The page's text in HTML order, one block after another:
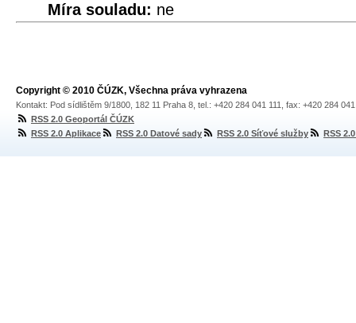
Míra souladu: ne
Copyright © 2010 ČÚZK, Všechna práva vyhrazena
Kontakt: Pod sídlištěm 9/1800, 182 11 Praha 8, tel.: +420 284 041 111, fax: +420 284
RSS 2.0 Geoportál ČÚZK
RSS 2.0 Aplikace
RSS 2.0 Datové sady RSS 2.0 Síťové služby RSS